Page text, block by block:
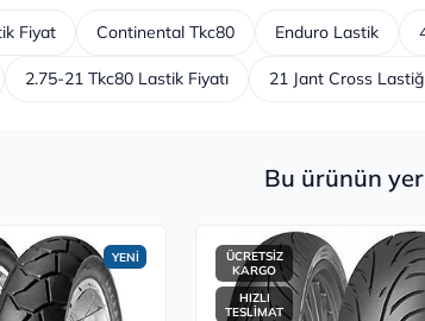
Fiyat Continental Tkc80 Enduro Lastik
2.75-21 Tkc80 Lastik Fiyatı 21 Jant Cross
Bu ürünün
YENİ
ÜCRETSİZ
KARGO
HIZLI
TESLİMAT